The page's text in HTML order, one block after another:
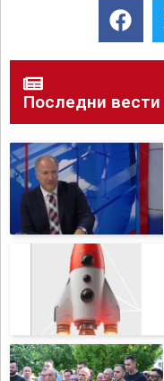
Последни вести